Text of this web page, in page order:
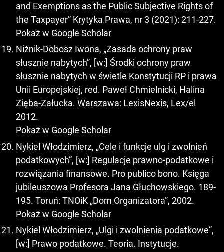
and Exemptions as the Public Subjective Rights of
the Taxpayer” Krytyka Prawa, nr 3 (2021): 211-227.
Pokaż w Google Scholar
Niżnik-Dobosz Iwona, „Zasada ochrony praw
słusznie nabytych”, [w:] Środki ochrony praw
słusznie nabytych w świetle Konstytucji RP i prawa
Unii Europejskiej, red. Paweł Chmielnicki, Halina
Zięba-Załucka. Warszawa: LexisNexis, Lex/el
2012.
Pokaż w Google Scholar
Nykiel Włodzimierz, „Cele i funkcje ulg i zwolnień
podatkowych”, [w:] Regulacje prawno-podatkowe i
rozwiązania finansowe. Pro publico bono. Księga
jubileuszowa Profesora Jana Głuchowskiego. 189-
195. Toruń: TNOiK „Dom Organizatora”, 2002.
Pokaż w Google Scholar
Nykiel Włodzimierz, „Ulgi i zwolnienia podatkowe”,
[w:] Prawo podatkowe. Teoria. Instytucje.